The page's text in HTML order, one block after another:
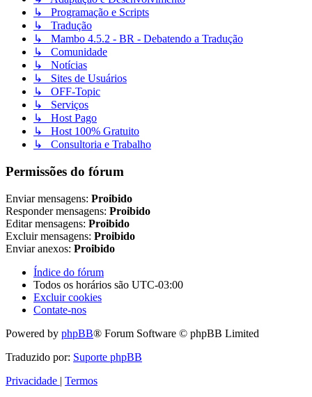
↳ Programação e Scripts
↳ Tradução
↳ Mambo 4.5.2 - BR - Debatendo a Tradução
↳ Comunidade
↳ Notícias
↳ Sites de Usuários
↳ OFF-Topic
↳ Serviços
↳ Host Pago
↳ Host 100% Gratuito
↳ Consultoria e Trabalho
Permissões do fórum
Enviar mensagens: Proibido
Responder mensagens: Proibido
Editar mensagens: Proibido
Excluir mensagens: Proibido
Enviar anexos: Proibido
Índice do fórum
Todos os horários são UTC-03:00
Excluir cookies
Contate-nos
Powered by phpBB® Forum Software © phpBB Limited
Traduzido por: Suporte phpBB
Privacidade | Termos